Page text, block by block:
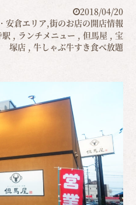
2018/04/20
安倉エリア,街のお店の開店情報
駅, ランチメニュー , 但馬屋 , 宝
塚店, 牛しゃぶ牛すき食べ放題